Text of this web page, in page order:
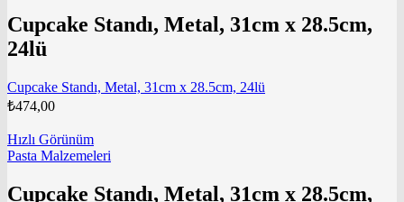
Cupcake Standı, Metal, 31cm x 28.5cm,
24lü
Cupcake Standı, Metal, 31cm x 28.5cm, 24lü
₺474,00
Hızlı Görünüm
Pasta Malzemeleri
Cupcake Standı, Metal, 31cm x 28.5cm,